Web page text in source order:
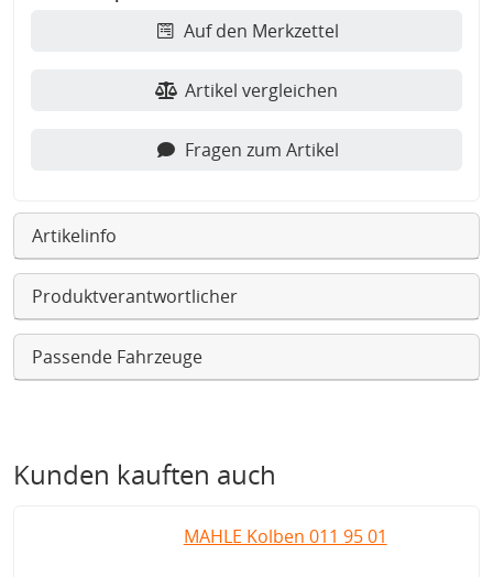
Auf den Merkzettel
Artikel vergleichen
Fragen zum Artikel
Artikelinfo
Produktverantwortlicher
Passende Fahrzeuge
Kunden kauften auch
MAHLE Kolben 011 95 01